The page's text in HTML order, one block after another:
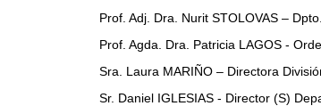
Prof. Adj. Dra. Nurit STOLOVAS –
Prof. Agda. Dra. Patricia LAGOS -
Sra. Laura MARIÑO – Directora
Sr. Daniel IGLESIAS - Director (S)